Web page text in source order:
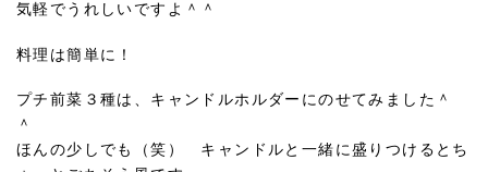
気軽でうれしいですよ＾＾
料理は簡単に！
プチ前菜３種は、キャンドルホルダーにのせてみました＾
＾
ほんの少しでも（笑） キャンドルと一緒に盛りつけるとち